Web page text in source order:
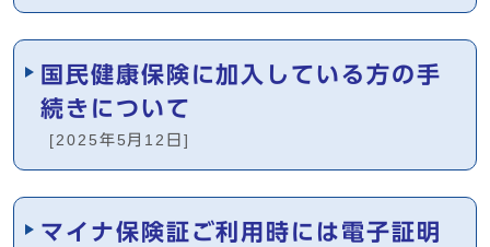
国民健康保険に加入している方の手
続きについて
[2025年5月12日]
マイナ保険証ご利用時には電子証明